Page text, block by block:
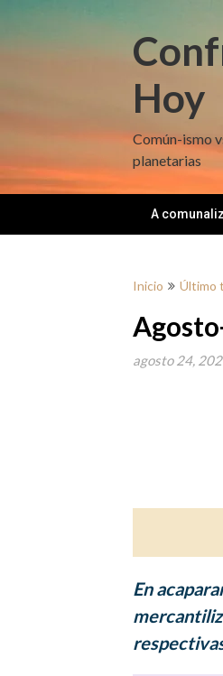
Hoy
Común-ismo
planetarias
A
Inicio Último
agosto 24,
En